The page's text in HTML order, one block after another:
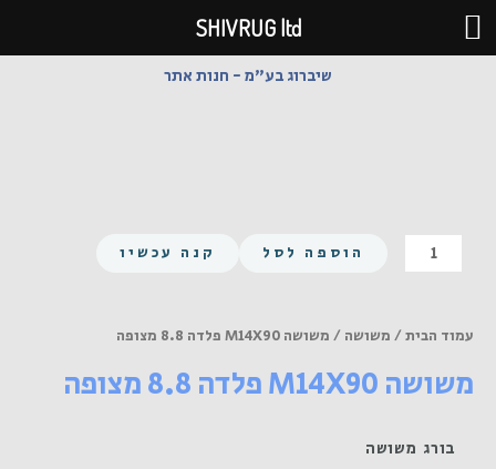
דילוג
לתוכן
שיברוג בע"מ - חנות אתר
כמות
של
8.8
הוספה לסל קנה עכשיו
עמוד הבית/ משושה / משושה M14X90 פלדה 8.8 מצופה
משושה M14X90 פלדה 8.8 מצופה
בורג משושה
SHIVRUG ltd